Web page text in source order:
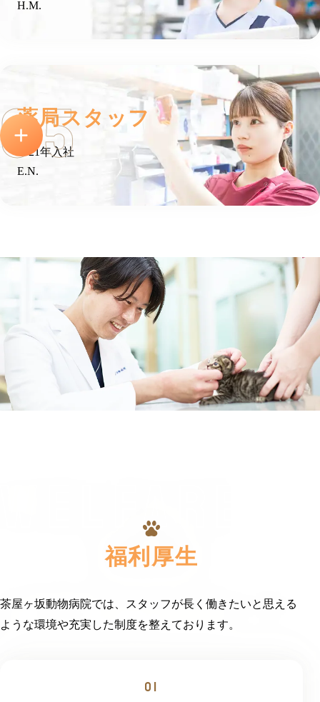
H.M.
薬局スタッフ
2021年入社
E.N.
WELFARE
福利厚生
茶屋ヶ坂動物病院では、スタッフが長く働きたいと思える
ような環境や充実した制度を整えております。